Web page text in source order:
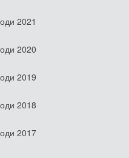
2021
2020
2019
2018
2017